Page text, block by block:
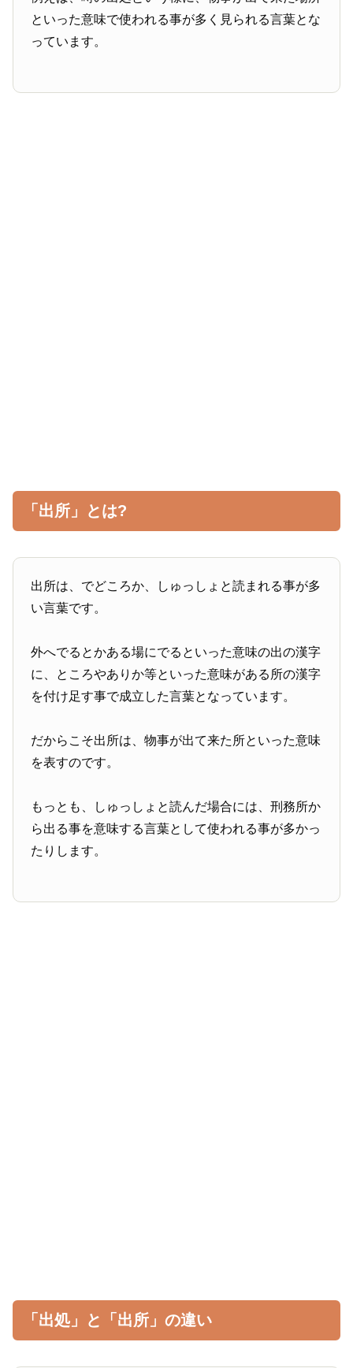
といった意味で使われる事が多く見られる言葉とな
っています。
「出所」とは?
出所は、でどころか、しゅっしょと読まれる事が多
い言葉です。
外へでるとかある場にでるといった意味の出の漢字
に、ところやありか等といった意味がある所の漢字
を付け足す事で成立した言葉となっています。
だからこそ出所は、物事が出て来た所といった意味
を表すのです。
もっとも、しゅっしょと読んだ場合には、刑務所か
ら出る事を意味する言葉として使われる事が多かっ
たりします。
「出処」と「出所」の違い